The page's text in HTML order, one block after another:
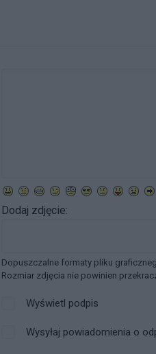
Dodaj zdjęcie:
Dopuszczalne formaty pliku
Rozmiar zdjęcia nie powinien
Wyświetl podpis
Wysyłaj powiadomienia o